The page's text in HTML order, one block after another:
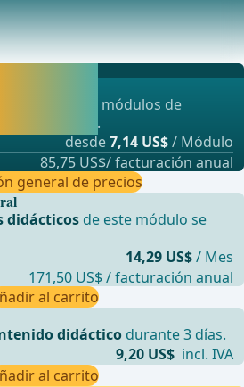
Marcapasos sin Cables (i-
del Impacto de Diferentes
didáctico durante 3 días.
9,20 US$ incl. IVA
al carrito
nuestros módulos de
un 50% .
desde7,14 US$/ Módulo
85,75 US$/ facturación anual
general de precios
didácticos de este módulo se
14,29 US$/ Mes
171,50 US$ / facturación anual
al carrito